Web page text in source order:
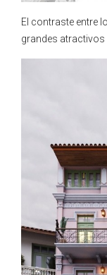
El contraste entre
grandes atractivos